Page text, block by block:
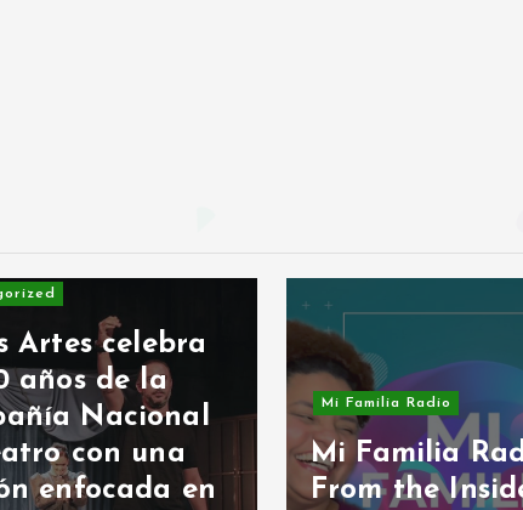
en
Mi Familia Radio
Mi Familia Radio:
From the Inside